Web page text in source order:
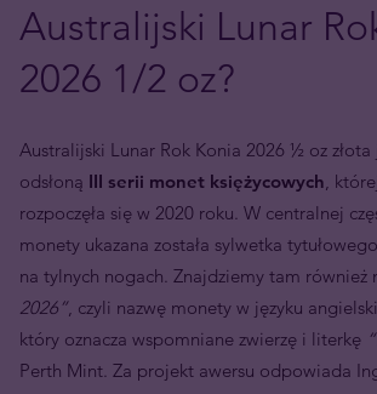
Australijski Lunar
2026 1/2 oz?
Australijski Lunar Rok Konia 2026 ½ oz
odsłoną III serii monet księżycowych,
rozpoczęła się w 2020 roku. W centralnej
monety ukazana została sylwetka
na tylnych nogach. Znajdziemy tam również
2026”, czyli nazwę monety w języku
który oznacza wspomniane zwierzę i literkę
Perth Mint. Za projekt awersu odpowiada